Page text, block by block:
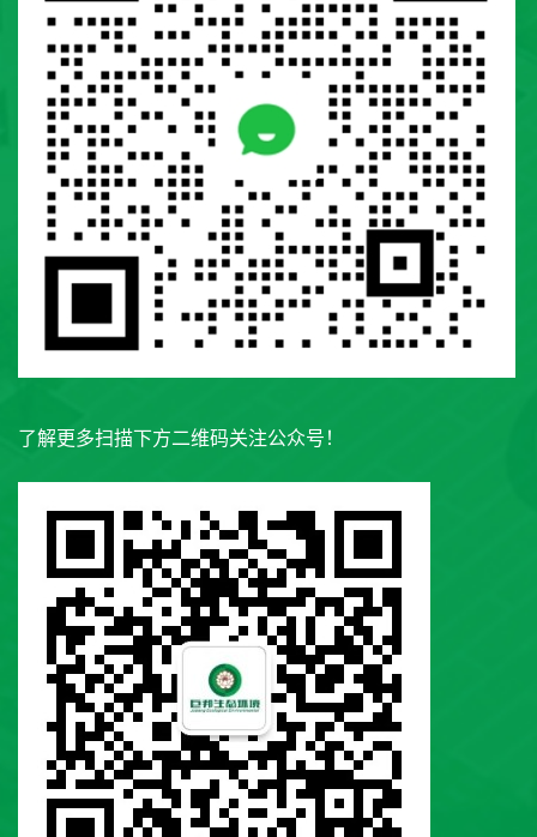
了解更多扫描下方二维码关注公众号！